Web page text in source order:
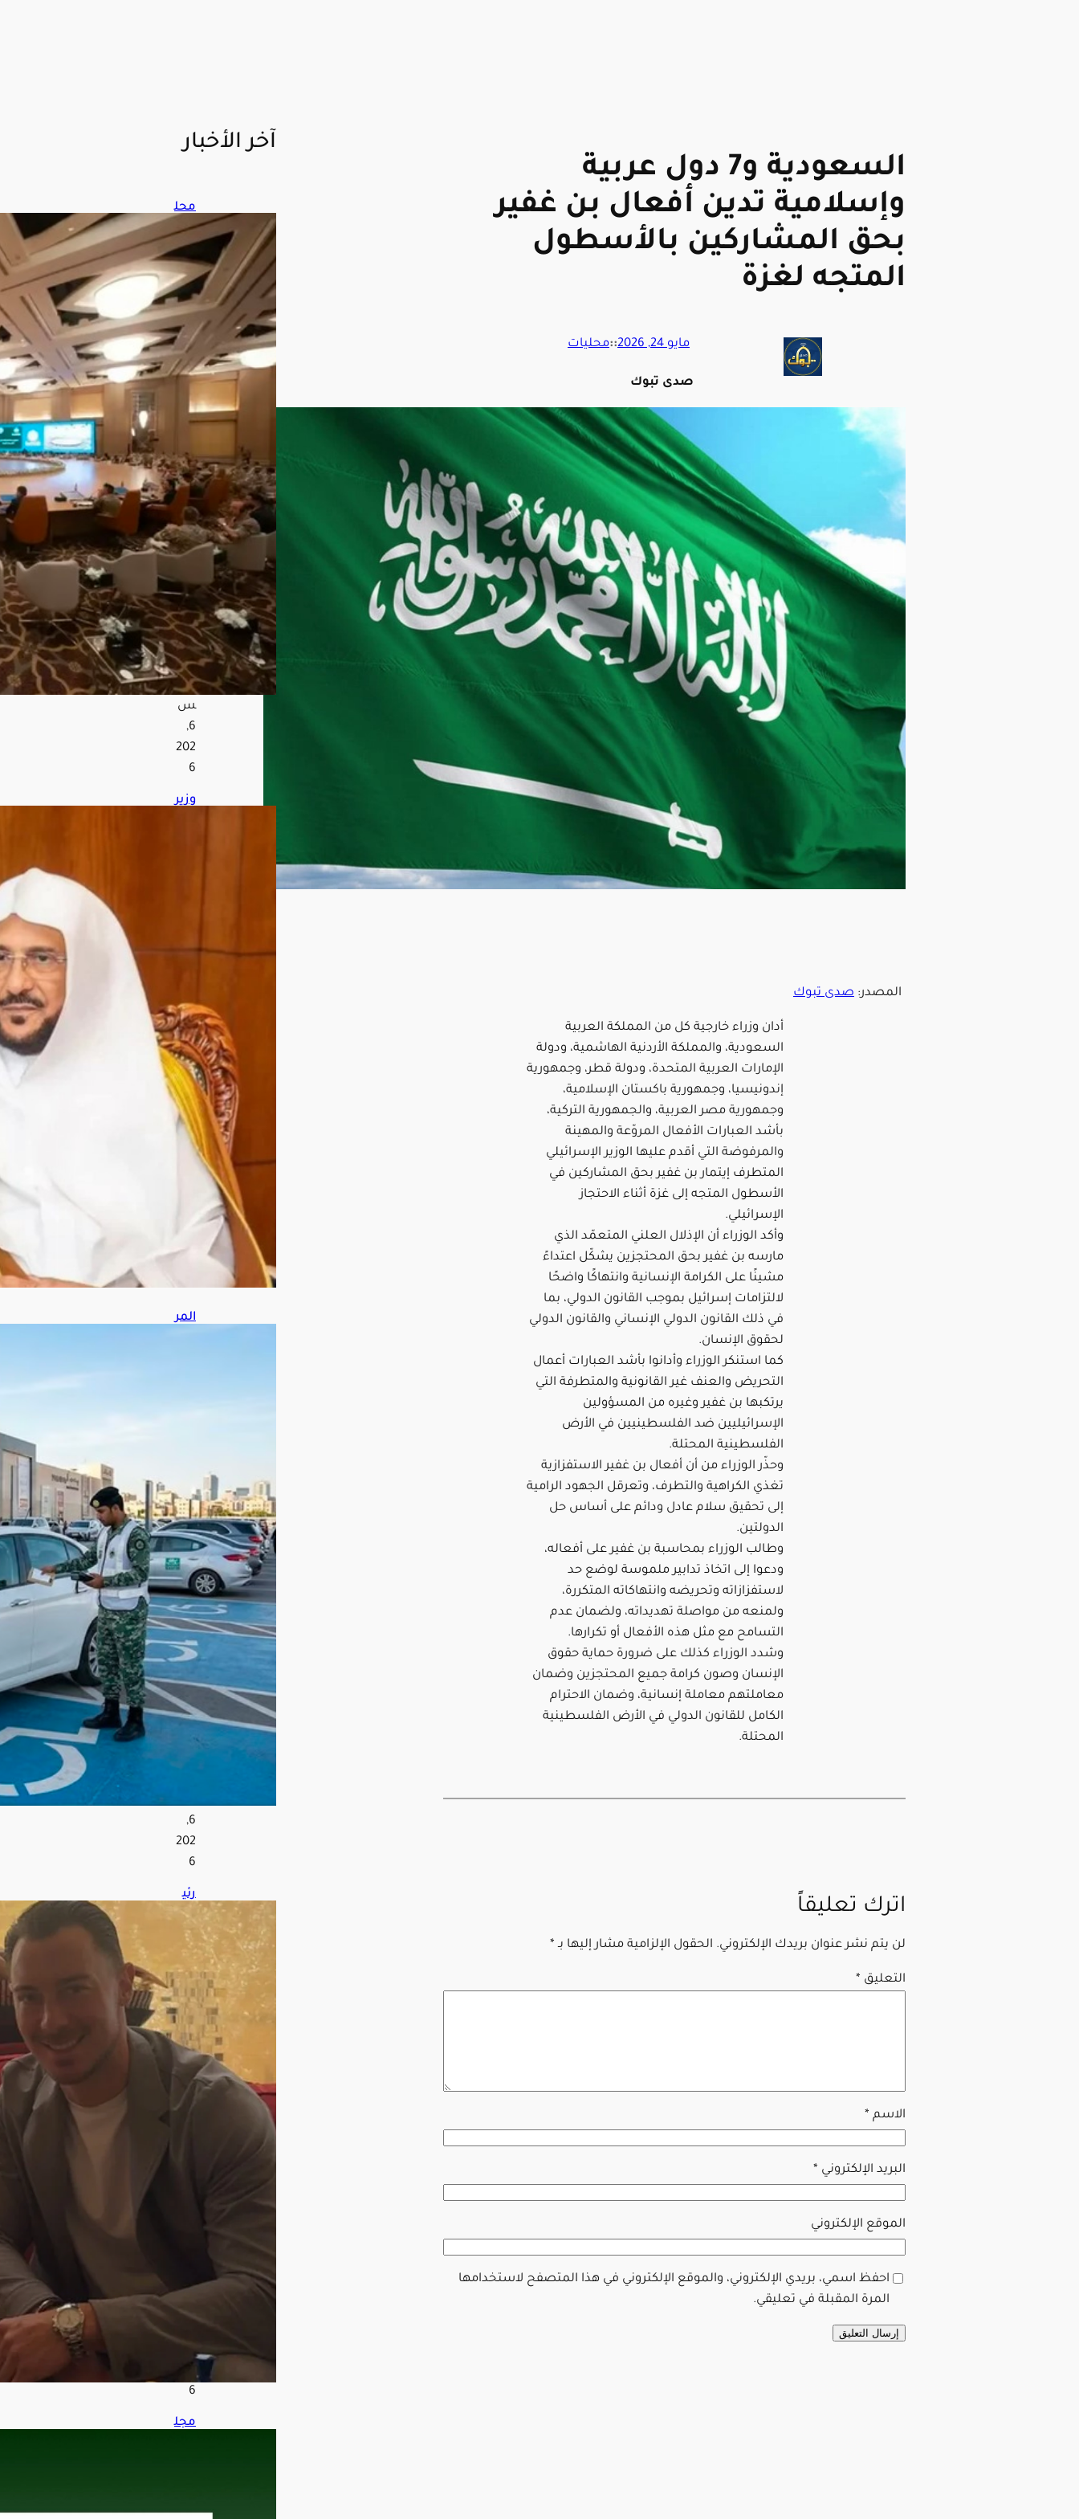
السعودية و7 دول عربية
وإسلامية تدين أفعال بن غفير
بحق المشاركين بالأسطول
المتجه لغزة
مايو 24, 2026 ::محليات
صدى تبوك
المصدر: صدى تبوك
أدان وزراء خارجية كل من المملكة العربية
السعودية، والمملكة الأردنية الهاشمية، ودولة
الإمارات العربية المتحدة، ودولة قطر، وجمهورية
إندونيسيا، وجمهورية باكستان الإسلامية،
وجمهورية مصر العربية، والجمهورية التركية،
بأشد العبارات الأفعال المروّعة والمهينة
والمرفوضة التي أقدم عليها الوزير الإسرائيلي
المتطرف إيتمار بن غفير بحق المشاركين في
الأسطول المتجه إلى غزة أثناء الاحتجاز
الإسرائيلي.
وأكد الوزراء أن الإذلال العلني المتعمّد الذي
مارسه بن غفير بحق المحتجزين يشكّل اعتداءً
مشينًا على الكرامة الإنسانية وانتهاكًا واضحًا
لالتزامات إسرائيل بموجب القانون الدولي، بما
في ذلك القانون الدولي الإنساني والقانون الدولي
لحقوق الإنسان.
كما استنكر الوزراء وأدانوا بأشد العبارات أعمال
التحريض والعنف غير القانونية والمتطرفة التي
يرتكبها بن غفير وغيره من المسؤولين
الإسرائيليين ضد الفلسطينيين في الأرض
الفلسطينية المحتلة.
وحذّر الوزراء من أن أفعال بن غفير الاستفزازية
تغذي الكراهية والتطرف، وتعرقل الجهود الرامية
إلى تحقيق سلام عادل ودائم على أساس حل
الدولتين.
وطالب الوزراء بمحاسبة بن غفير على أفعاله،
ودعوا إلى اتخاذ تدابير ملموسة لوضع حد
لاستفزازاته وتحريضه وانتهاكاته المتكررة،
ولمنعه من مواصلة تهديداته، ولضمان عدم
التسامح مع مثل هذه الأفعال أو تكرارها.
وشدد الوزراء كذلك على ضرورة حماية حقوق
الإنسان وصون كرامة جميع المحتجزين وضمان
معاملتهم معاملة إنسانية، وضمان الاحترام
الكامل للقانون الدولي في الأرض الفلسطينية
المحتلة.
اترك تعليقاً
لن يتم نشر عنوان بريدك الإلكتروني. الحقول الإلزامية مشار إليها بـ *
التعليق *
الاسم *
البريد الإلكتروني *
الموقع الإلكتروني
احفظ اسمي، بريدي الإلكتروني، والموقع الإلكتروني في هذا المتصفح لاستخدامها
المرة المقبلة في تعليقي.
آخر الأخبار
محل
ل
عس
كر
ي:
التح
الف
البح
ري
متع
دد
الجن
سي
ات
الأم
ن
العا
لمي
ويح
مي
الم
ت
البح
رية
أغ
س
ط
س
6,
202
6
وزير
اة
خل
في
قض
ايا
الدو
ل
الأخ
رى
أغ
س
المر
موا
قف
الأ
شخ
اص
ذوي
الإع
اقة
بمخ
تلف
منا
الم
ملك
ة
أغ
س
6,
202
6
رئي
س
الأه
لي
الس
ابق:
ياي
سل
ه
حق
ق
زات
تاري
س
6
مجل